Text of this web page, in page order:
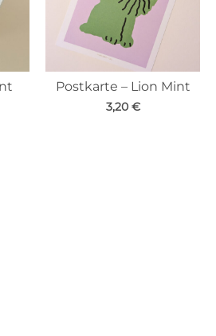
Postkarte – Lion Mint
3,20 €